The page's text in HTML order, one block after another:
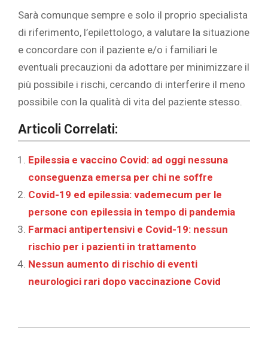
Sarà comunque sempre e solo il proprio specialista
di riferimento, l’epilettologo, a valutare la situazione
e concordare con il paziente e/o i familiari le
eventuali precauzioni da adottare per minimizzare il
più possibile i rischi, cercando di interferire il meno
possibile con la qualità di vita del paziente stesso.
Articoli Correlati:
Epilessia e vaccino Covid: ad oggi nessuna
conseguenza emersa per chi ne soffre
Covid-19 ed epilessia: vademecum per le
persone con epilessia in tempo di pandemia
Farmaci antipertensivi e Covid-19: nessun
rischio per i pazienti in trattamento
Nessun aumento di rischio di eventi
neurologici rari dopo vaccinazione Covid